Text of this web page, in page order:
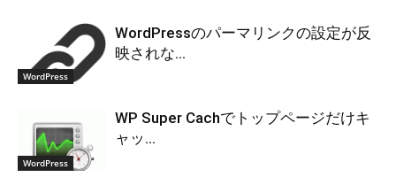
WordPress
WordPressのパーマリンクの設定が反
映されな...
WordPress
WP Super Cachでトップページだけキ
ャッ...